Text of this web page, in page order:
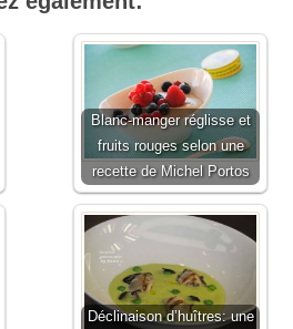
Blanc-manger réglisse et
fruits rouges selon une
recette de Michel Portos
Déclinaison d’huîtres: une